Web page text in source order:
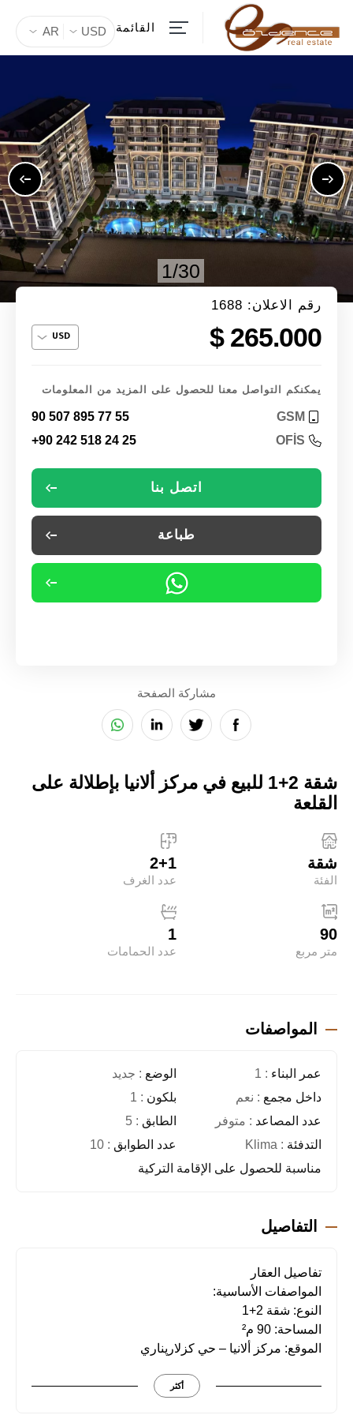
القائمة AR USD
1/30
رقم الاعلان: 1688
265.000 $
يمكنكم التواصل معنا للحصول على المزيد من المعلومات
GSM
90 507 895 77 55
OFİS
+90 242 518 24 25
اتصل بنا
طباعة
مشاركة الصفحة
شقة 2+1 للبيع في مركز ألانيا بإطلالة على
القلعة
شقة
الفئة
2+1
عدد الغرف
90
متر مربع
1
عدد الحمامات
المواصفات
عمر البناء : 1 الوضع : جديد
داخل مجمع : نعم بلكون : 1
عدد المصاعد : متوفر الطابق : 5
التدفئة : Klima عدد الطوابق : 10
مناسبة للحصول على الإقامة التركية
التفاصيل
تفاصيل العقار
المواصفات الأساسية:
النوع: شقة 2+1
المساحة: 90 م²
الموقع: مركز ألانيا – حي كزلارپناري
التدفئة: مكيف هواء متوفر
أكثر